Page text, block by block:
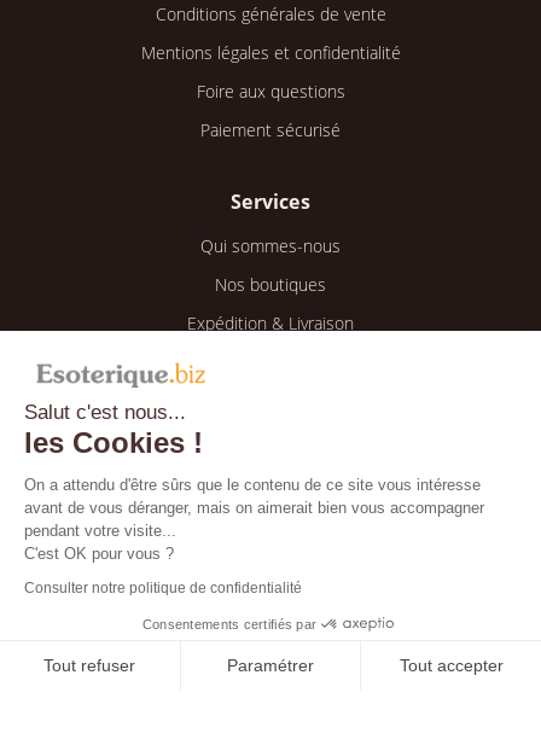
Salut c'est nous...
les Cookies !
On a attendu d'être sûrs que le contenu de ce site vous intéresse
avant de vous déranger, mais on aimerait bien vous accompagner
pendant votre visite...
C'est OK pour vous ?
Consulter notre politique de confidentialité
Consentements certifiés par
Tout refuser Paramétrer Tout accepter
Conditions générales de vente
Mentions légales et confidentialité
Foire aux questions
Paiement sécurisé
Services
Qui sommes-nous
Nos boutiques
Expédition & Livraison
Retour & Remboursement
Mon compte
Mes informations
Blog
Bientôt disponible !